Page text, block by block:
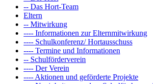
-- Das Hort-Team
Eltern
-- Mitwirkung
---- Informationen zur Elternmitwirkung
---- Schulkonferenz/ Hortausschuss
---- Termine und Informationen
-- Schulförderverein
---- Der Verein
---- Aktionen und geförderte Projekte